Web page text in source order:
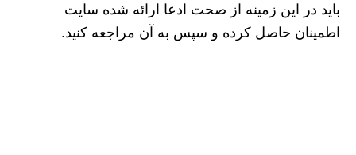
باید در این زمینه از صحت ادعا ارائه شده سایت
اطمینان حاصل کرده و سپس به آن مراجعه کنید.